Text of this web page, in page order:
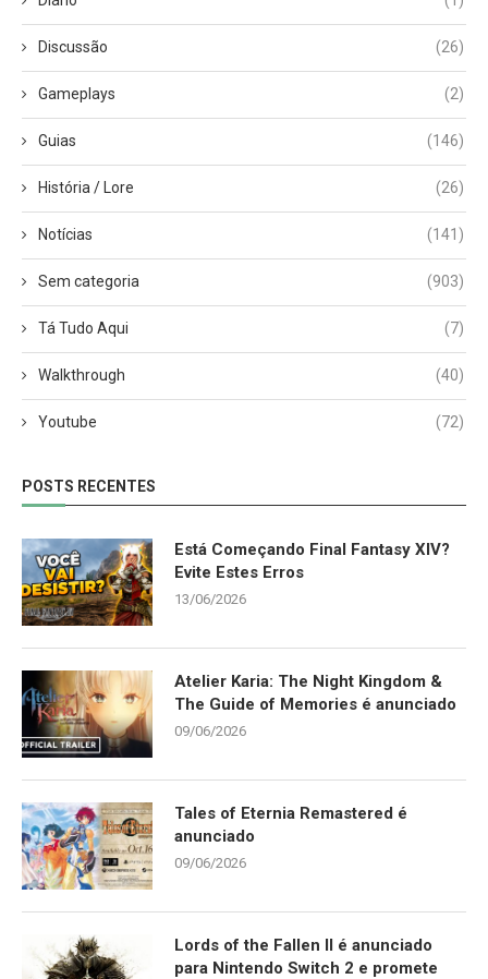
Discussão (26)
Gameplays (2)
Guias (146)
História / Lore (26)
Notícias (141)
Sem categoria (903)
Tá Tudo Aqui (7)
Walkthrough (40)
Youtube (72)
POSTS RECENTES
Está Começando Final Fantasy XIV?
Evite Estes Erros
13/06/2026
Atelier Karia: The Night Kingdom &
The Guide of Memories é anunciado
09/06/2026
Tales of Eternia Remastered é
anunciado
09/06/2026
Lords of the Fallen II é anunciado
para Nintendo Switch 2 e promete